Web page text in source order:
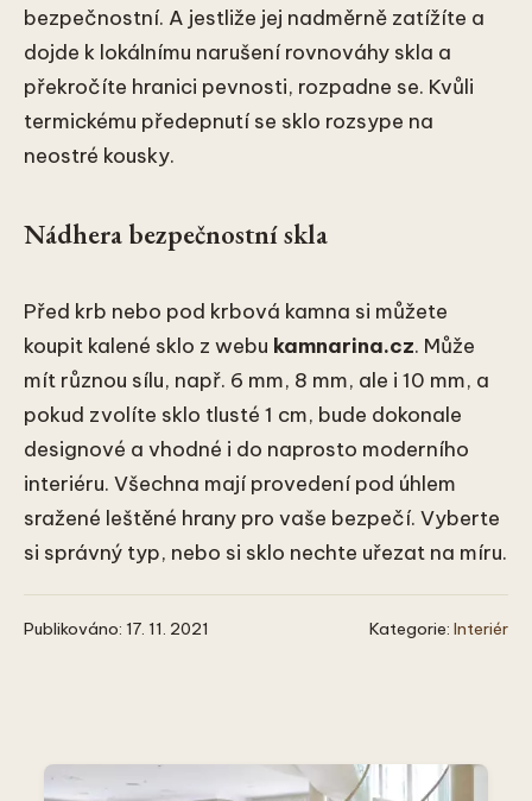
bezpečnostní. A jestliže jej nadměrně zatížíte a
dojde k lokálnímu narušení rovnováhy skla a
překročíte hranici pevnosti, rozpadne se. Kvůli
termickému předepnutí se sklo rozsype na
neostré kousky.
Nádhera bezpečnostní skla
Před krb nebo pod krbová kamna si můžete
koupit kalené sklo z webu kamnarina.cz. Může
mít různou sílu, např. 6 mm, 8 mm, ale i 10 mm, a
pokud zvolíte sklo tlusté 1 cm, bude dokonale
designové a vhodné i do naprosto moderního
interiéru. Všechna mají provedení pod úhlem
sražené leštěné hrany pro vaše bezpečí. Vyberte
si správný typ, nebo si sklo nechte uřezat na míru.
Publikováno: 17. 11. 2021 Kategorie: Interiér